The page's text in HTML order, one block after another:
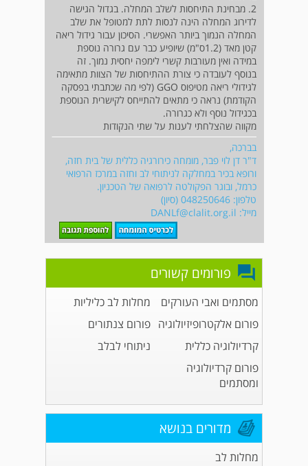
2. מבחינת התיחסות לשלב המחלה. בגדול הגישה
לדירוג המחלה הינה לנסות לתת למטופל את שלב
המחלה הנמוך ביותר האפשרי. הסיכון עבור גידול ריאה
קטן מאד (1.2ס"מ) שיופיע כבר עם גרורה נוספת
במידה ואין מעורבות קשרי לימפה יחסית נמוך. זה
בנוסף לעובדה כי צורת ההתיחסות של הצוות מתאימה
לגידולי ריאה מטיפוס GGO (לפי מה שכתבתי בפסקה
הקודמת) נראה כי מתאים להתייחס לקישרית הנוספת
בכגידול נוסף ולא כגרורה.
מקווה שהצלחתי לענות על שתי הנקודות
בברכה,
ד"ר דן לוי פבר, מומחה כירורגיה כללית של בית חזה,
ורופא בכיר במחלקה לניתוחי לב וחזה במרכז הרפואי
כרמל, ובוגר הפקולטה לרפואה של הטכניון.
טלפון: 048250646 (סיון)
מייל: DANLf@clalit.org.il
פורומים קשורים
מסתמים ואבי העורקים
מחלות לב כליליות
פורום אלקטרופיזיולוגיה פורום צנתורים
קרדיולוגיה כללית
ניתוחי לבלב
פורום קרדיולוגיה
ומסתמים
מדורים בנושא
מחלות לב